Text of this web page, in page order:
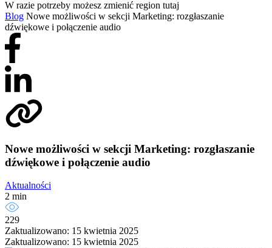
W razie potrzeby możesz zmienić region tutaj
Blog Nowe możliwości w sekcji Marketing: rozgłaszanie
dźwiękowe i połączenie audio
Nowe możliwości w sekcji Marketing: rozgłaszanie
dźwiękowe i połączenie audio
Aktualności
2 min
229
Zaktualizowano: 15 kwietnia 2025
Zaktualizowano: 15 kwietnia 2025